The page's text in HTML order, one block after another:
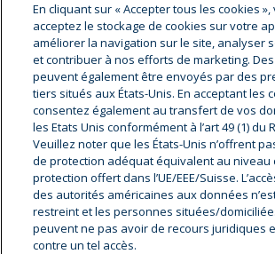
A propos de cryostar
Cryostar est le leader mondial dans
d’équipements cryogéniques de
Fournisseur d’équipements et de
grandes sociétés gazières et des
bénéficions d’une implantation mondiale
vaste réseau de service après-
décisionnel et de recherche, avec
collaborateurs, est basé en Alsace
En cliquant sur « Accepter tous les cookies »,
acceptez le stockage de cookies sur votre
améliorer la navigation sur le site, analyser
et contribuer à nos efforts de marketing.
peuvent également être envoyés par des
tiers situés aux États-Unis. En acceptant les
consentez également au transfert de vos
les Etats Unis conformément à l’art 49 (1) du
Veuillez noter que les États-Unis n’offrent
de protection adéquat équivalent au niveau
protection offert dans l’UE/EEE/Suisse.
des autorités américaines aux données
restreint et les personnes situées/
peuvent ne pas avoir de recours juridiques
contre un tel accès.